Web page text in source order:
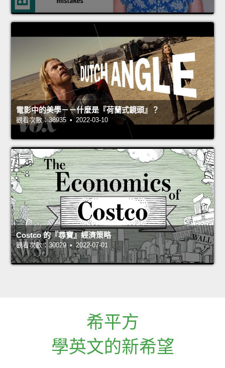
電影中的美學－－什麼是『荷蘭式鏡頭』？
觀看次數：38935 • 2022-03-10
Costco 的『尋寶』經濟策略
觀看次數：30029 • 2022-07-01
希平方
學英文的新希望